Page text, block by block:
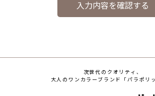
入力内容を確認する
次世代のクオリティ、
大人のワンカラーブランド「パラポリ